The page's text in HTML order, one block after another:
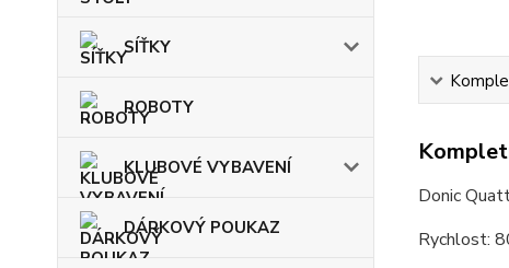
SÍŤKY
ROBOTY
KLUBOVÉ VYBAVENÍ
DÁRKOVÝ POUKAZ
Donic
Rychlost: